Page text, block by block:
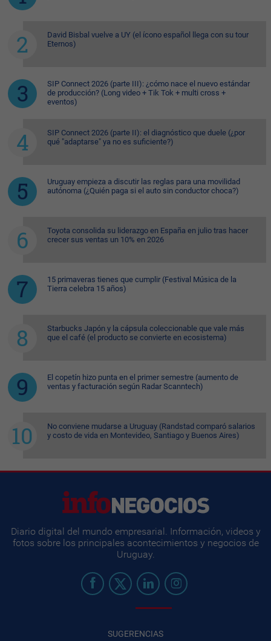
David Bisbal vuelve a UY (el ícono español llega con su tour
Eternos)
SIP Connect 2026 (parte III): ¿cómo nace el nuevo estándar
de producción? (Long video + Tik Tok + multi cross +
eventos)
SIP Connect 2026 (parte II): el diagnóstico que duele (¿por
qué "adaptarse" ya no es suficiente?)
Uruguay empieza a discutir las reglas para una movilidad
autónoma (¿Quién paga si el auto sin conductor choca?)
Toyota consolida su liderazgo en España en julio tras hacer
crecer sus ventas un 10% en 2026
15 primaveras tienes que cumplir (Festival Música de la
Tierra celebra 15 años)
Starbucks Japón y la cápsula coleccionable que vale más
que el café (el producto se convierte en ecosistema)
El copetín hizo punta en el primer semestre (aumento de
ventas y facturación según Radar Scanntech)
No conviene mudarse a Uruguay (Randstad comparó salarios
y costo de vida en Montevideo, Santiago y Buenos Aires)
Diario digital del mundo empresarial. Información, videos y
fotos sobre los principales acontecimientos y negocios de
Uruguay.
SUGERENCIAS